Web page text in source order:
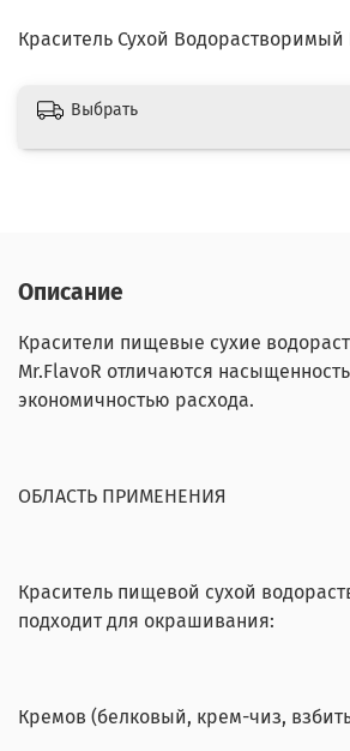
Краситель Сухой Водорастворимый
Выбрать
Описание
Красители пищевые сухие
Mr.FlavoR отличаются
экономичностью расхода.
ОБЛАСТЬ ПРИМЕНЕНИЯ
Краситель пищевой сухой
подходит для окрашивания:
Кремов (белковый, крем-чиз,